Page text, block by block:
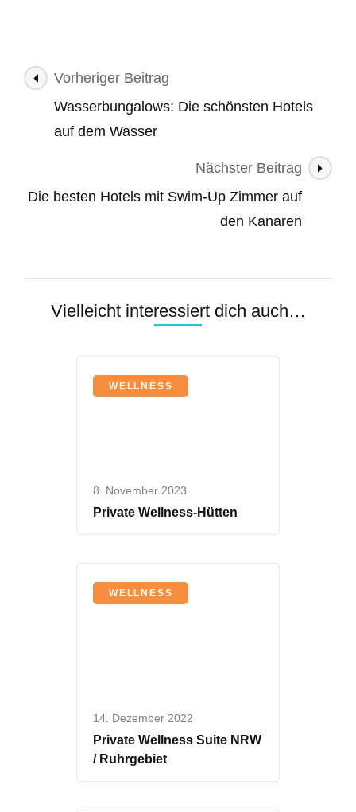
Beitragsnavigation
Vorheriger Beitrag
Wasserbungalows: Die schönsten Hotels
auf dem Wasser
Nächster Beitrag
Die besten Hotels mit Swim-Up Zimmer auf
den Kanaren
Vielleicht interessiert dich auch…
WELLNESS
8. November 2023
Private Wellness-Hütten
WELLNESS
14. Dezember 2022
Private Wellness Suite NRW
/ Ruhrgebiet